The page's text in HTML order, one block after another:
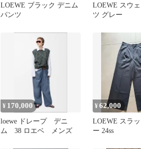
LOEWE ブラック デニム
パンツ
LOEWE スウ
ツ グレー
¥ 170,000
loewe ドレープ デニ
ム 38 ロエベ メンズ
¥62,000
LOEWE スラ
ー 24ss